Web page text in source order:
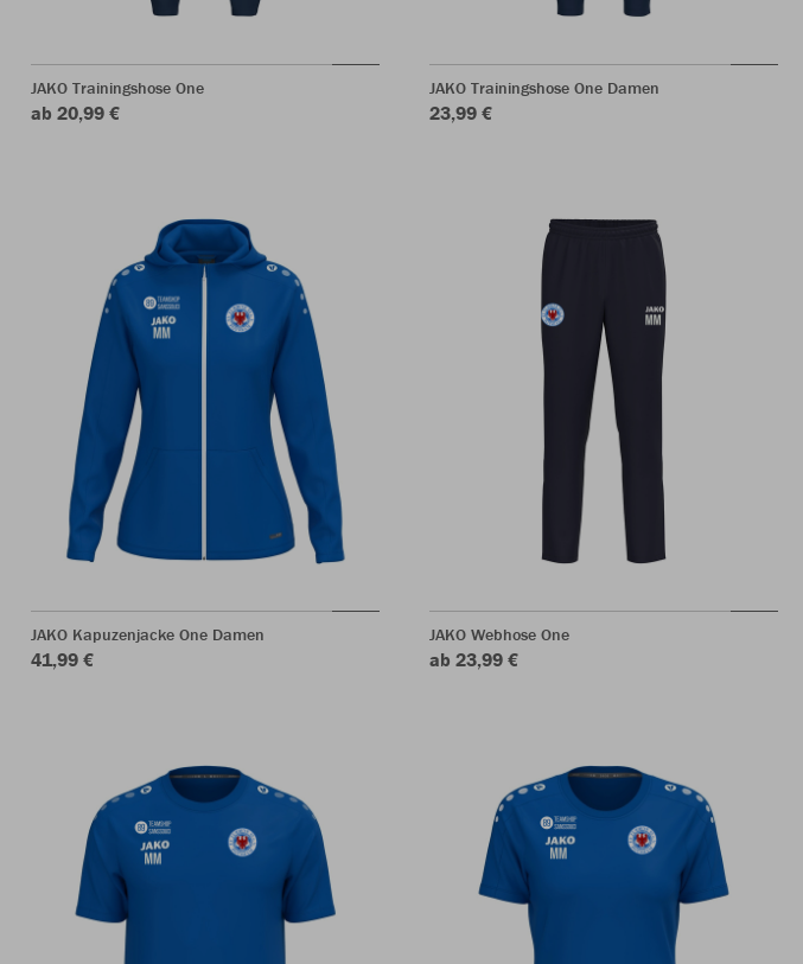
JAKO Trainingshose One
ab 20,99 €
JAKO Trainingshose One Damen
23,99 €
JAKO Kapuzenjacke One Damen
41,99 €
JAKO Webhose One
ab 23,99 €